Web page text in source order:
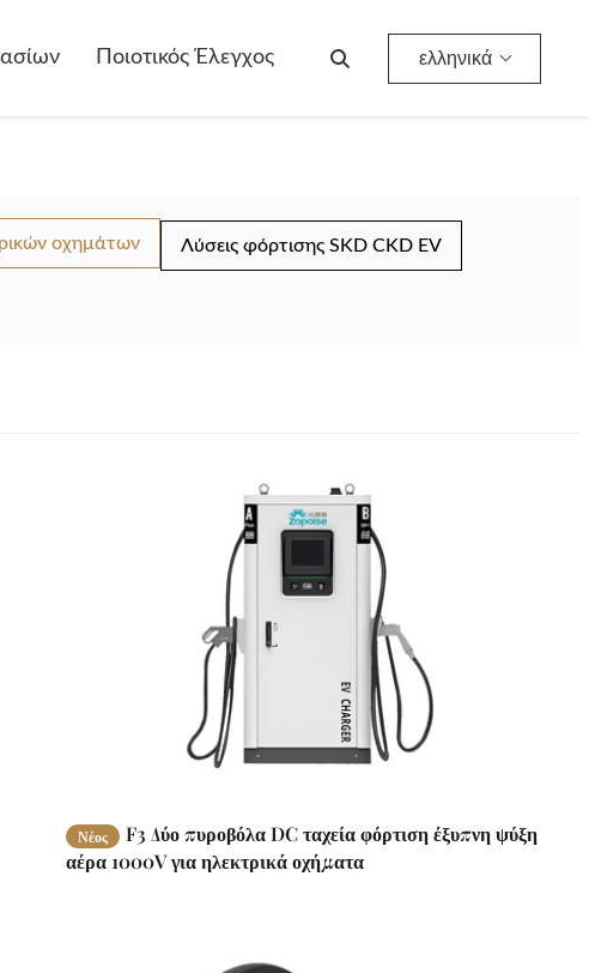
Ποιοτικός Έλεγχος ελληνικά
οχημάτων Λύσεις φόρτισης SKD CKD EV
Νέος
F3 Δύο πυροβόλα DC ταχεία φόρτιση έξυπνη ψύξη
αέρα 1000V για ηλεκτρικά οχήματα